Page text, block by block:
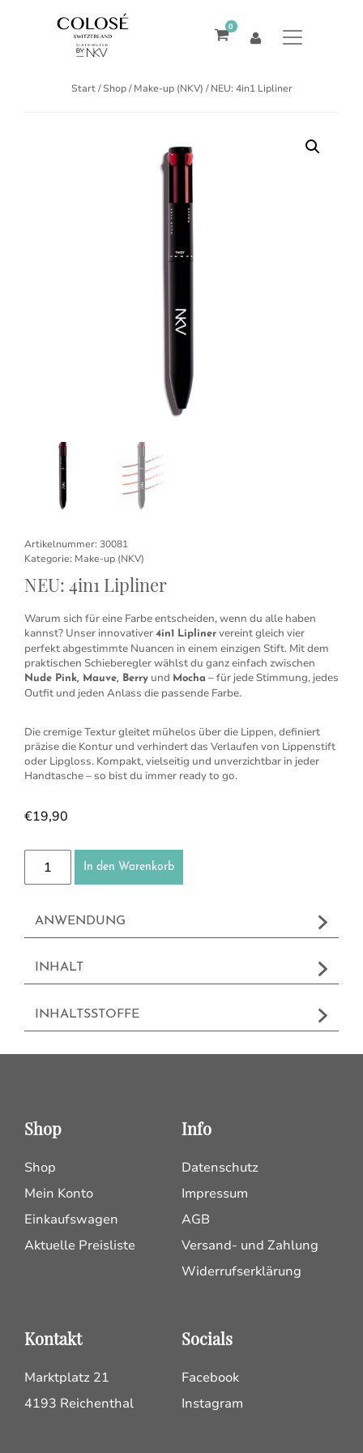
0
Start/Shop/Make-up (NKV) / NEU: 4in1 Lipliner
Artikelnummer: 30081
Kategorie: Make-up (NKV)
NEU: 4in1 Lipliner
Warum sich für eine Farbe entscheiden, wenn du alle haben
kannst? Unser innovativer 4in1 Lipliner vereint gleich vier
perfekt abgestimmte Nuancen in einem einzigen Stift. Mit dem
praktischen Schieberegler wählst du ganz einfach zwischen
Nude Pink, Mauve, Berry und Mocha – für jede Stimmung, jedes
Outfit und jeden Anlass die passende Farbe.
Die cremige Textur gleitet mühelos über die Lippen, definiert
präzise die Kontur und verhindert das Verlaufen von Lippenstift
oder Lipgloss. Kompakt, vielseitig und unverzichtbar in jeder
Handtasche – so bist du immer ready to go.
€19,90
NEU: 4in1 Lipliner Menge
In den Warenkorb
ANWENDUNG
INHALT
INHALTSSTOFFE
Shop
Shop
Mein Konto
Einkaufswagen
Aktuelle Preisliste
Info
Datenschutz
Impressum
AGB
Versand- und Zahlung
Widerrufserklärung
Kontakt
Marktplatz 21
4193 Reichenthal
Socials
Facebook
Instagram